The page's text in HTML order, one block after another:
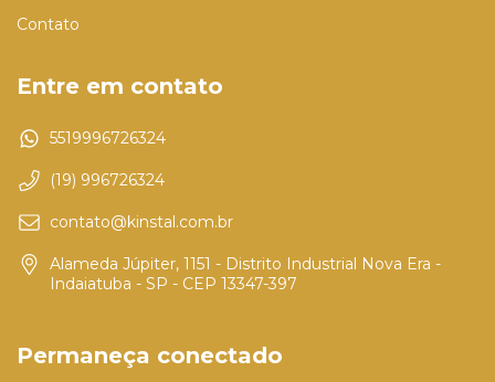
Contato
Entre em contato
5519996726324
(19) 996726324
contato@kinstal.com.br
Alameda Júpiter, 1151 - Distrito Industrial Nova Era -
Indaiatuba - SP - CEP 13347-397
Permaneça conectado